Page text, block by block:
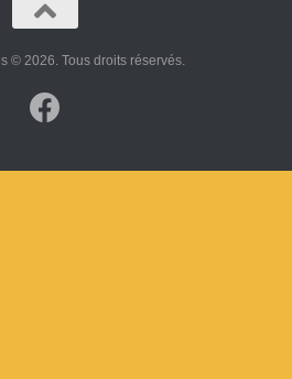
© 2026. Tous droits réservés.